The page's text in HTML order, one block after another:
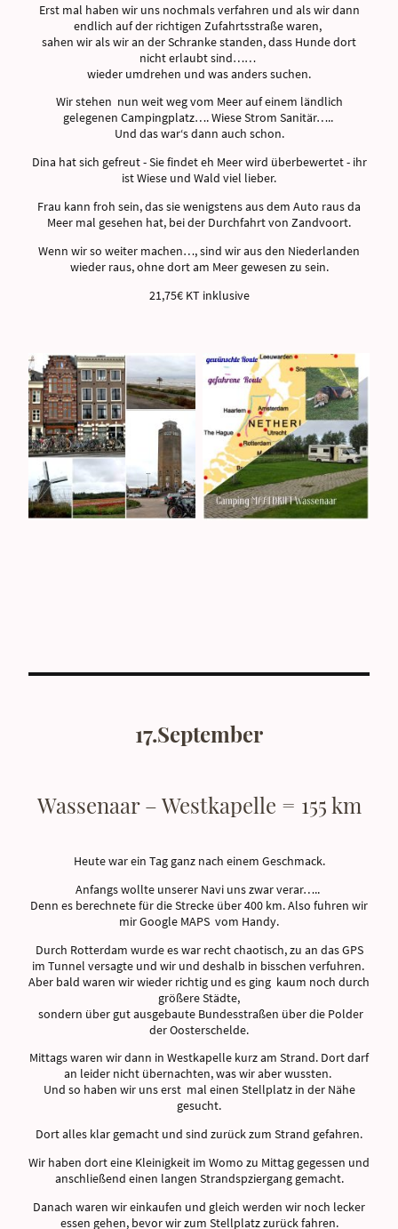
Erst mal haben wir uns nochmals verfahren und als wir dann
endlich auf der richtigen Zufahrtsstraße waren,
sahen wir als wir an der Schranke standen, dass Hunde dort
nicht erlaubt sind……
wieder umdrehen und was anders suchen.
Wir stehen nun weit weg vom Meer auf einem ländlich
gelegenen Campingplatz…. Wiese Strom Sanitär…..
Und das war‘s dann auch schon.
Dina hat sich gefreut - Sie findet eh Meer wird überbewertet - ihr
ist Wiese und Wald viel lieber.
Frau kann froh sein, das sie wenigstens aus dem Auto raus da
Meer mal gesehen hat, bei der Durchfahrt von Zandvoort.
Wenn wir so weiter machen…, sind wir aus den Niederlanden
wieder raus, ohne dort am Meer gewesen zu sein.
21,75€ KT inklusive
17.September
Wassenaar – Westkapelle = 155 km
Heute war ein Tag ganz nach einem Geschmack.
Anfangs wollte unserer Navi uns zwar verar…..
Denn es berechnete für die Strecke über 400 km. Also fuhren wir
mir Google MAPS vom Handy.
Durch Rotterdam wurde es war recht chaotisch, zu an das GPS
im Tunnel versagte und wir und deshalb in bisschen verfuhren.
Aber bald waren wir wieder richtig und es ging kaum noch durch
größere Städte,
sondern über gut ausgebaute Bundesstraßen über die Polder
der Oosterschelde.
Mittags waren wir dann in Westkapelle kurz am Strand. Dort darf
an leider nicht übernachten, was wir aber wussten.
Und so haben wir uns erst mal einen Stellplatz in der Nähe
gesucht.
Dort alles klar gemacht und sind zurück zum Strand gefahren.
Wir haben dort eine Kleinigkeit im Womo zu Mittag gegessen und
anschließend einen langen Strandspziergang gemacht.
Danach waren wir einkaufen und gleich werden wir noch lecker
essen gehen, bevor wir zum Stellplatz zurück fahren.